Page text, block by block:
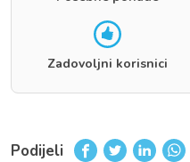
Zadovoljni korisnici
Podijeli